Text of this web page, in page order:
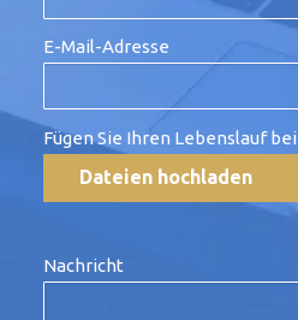
E-Mail-Adresse
Fügen Sie Ihren Lebenslauf bei
Nachricht